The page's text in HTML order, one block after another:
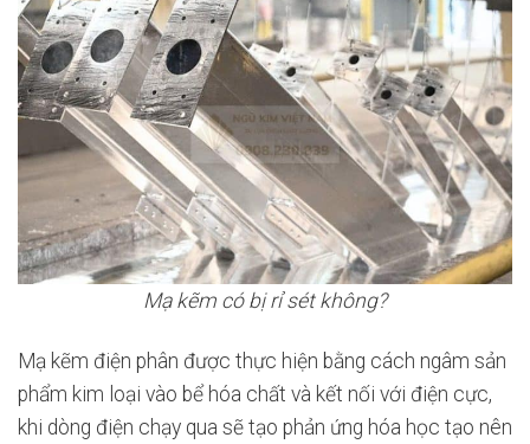
Mạ kẽm có bị rỉ sét không?
Mạ kẽm điện phân được thực hiện bằng cách ngâm sản
phẩm kim loại vào bể hóa chất và kết nối với điện cực,
khi dòng điện chạy qua sẽ tạo phản ứng hóa học tạo nên